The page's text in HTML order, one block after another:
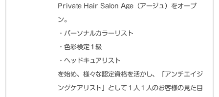
Private Hair Salon Age（アージュ）をオープ
ン。
・パーソナルカラーリスト
・色彩検定１級
・ヘッドキュアリスト
を始め、様々な認定資格を活かし、「アンチエイジ
ングケアリスト」として１人１人のお客様の見た目